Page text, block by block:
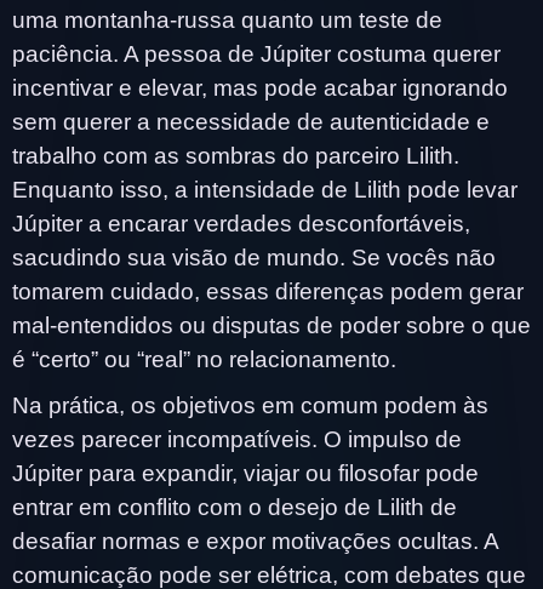
uma montanha-russa quanto um teste de
paciência. A pessoa de Júpiter costuma querer
incentivar e elevar, mas pode acabar ignorando
sem querer a necessidade de autenticidade e
trabalho com as sombras do parceiro Lilith.
Enquanto isso, a intensidade de Lilith pode levar
Júpiter a encarar verdades desconfortáveis,
sacudindo sua visão de mundo. Se vocês não
tomarem cuidado, essas diferenças podem gerar
mal-entendidos ou disputas de poder sobre o que
é “certo” ou “real” no relacionamento.
Na prática, os objetivos em comum podem às
vezes parecer incompatíveis. O impulso de
Júpiter para expandir, viajar ou filosofar pode
entrar em conflito com o desejo de Lilith de
desafiar normas e expor motivações ocultas. A
comunicação pode ser elétrica, com debates que